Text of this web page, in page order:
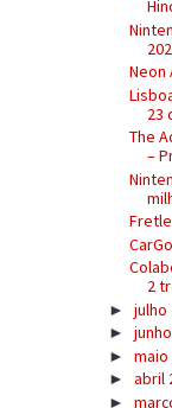
Neon
23
The
–
2
► julho
►
► maio
► abril
►